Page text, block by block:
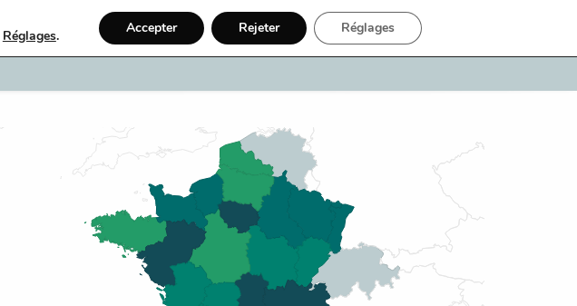
Accueil Annuaire Internet Inscription
Réglages. Accepter Rejeter Réglages